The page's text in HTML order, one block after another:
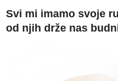
Svi mi imamo svoje
od njih drže nas